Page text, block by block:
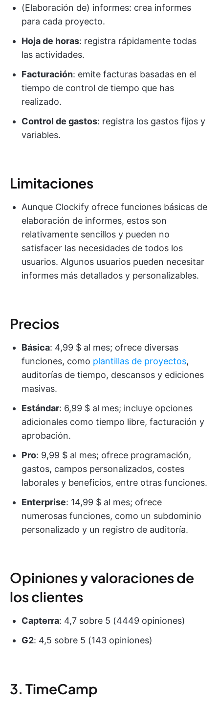
(Elaboración de) informes: crea informes
para cada proyecto.
Hoja de horas: registra rápidamente todas
las actividades.
Facturación: emite facturas basadas en el
tiempo de control de tiempo que has
realizado.
Control de gastos: registra los gastos fijos y
variables.
Limitaciones
Aunque Clockify ofrece funciones básicas de
elaboración de informes, estos son
relativamente sencillos y pueden no
satisfacer las necesidades de todos los
usuarios. Algunos usuarios pueden necesitar
informes más detallados y personalizables.
Precios
Básica: 4,99 $ al mes; ofrece diversas
funciones, como plantillas de proyectos,
auditorías de tiempo, descansos y ediciones
masivas.
Estándar: 6,99 $ al mes; incluye opciones
adicionales como tiempo libre, facturación y
aprobación.
Pro: 9,99 $ al mes; ofrece programación,
gastos, campos personalizados, costes
laborales y beneficios, entre otras funciones.
Enterprise: 14,99 $ al mes; ofrece
numerosas funciones, como un subdominio
personalizado y un registro de auditoría.
Opiniones y valoraciones de
los clientes
Capterra: 4,7 sobre 5 (4449 opiniones)
G2: 4,5 sobre 5 (143 opiniones)
3. TimeCamp